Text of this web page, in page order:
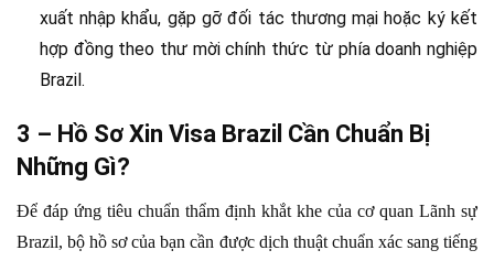
xuất nhập khẩu, gặp gỡ đối tác thương mại hoặc ký kết
hợp đồng theo thư mời chính thức từ phía doanh nghiệp
Brazil.
3 – Hồ Sơ Xin Visa Brazil Cần Chuẩn Bị
Những Gì?
Để đáp ứng tiêu chuẩn thẩm định khắt khe của cơ quan Lãnh sự
Brazil, bộ hồ sơ của bạn cần được dịch thuật chuẩn xác sang tiếng